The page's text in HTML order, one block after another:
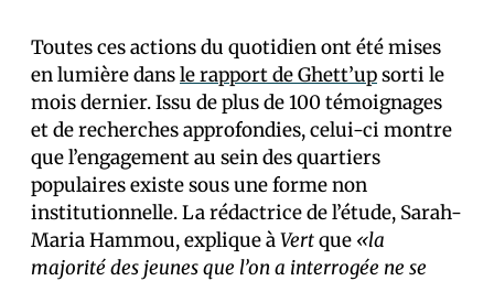
Toutes ces actions du quotidien ont été mises
en lumière dansle rapport de Ghett’upsorti le
mois dernier. Issu de plus de 100 témoignages
et de recherches approfondies, celui-ci montre
que l’engagement au sein des quartiers
populaires existe sous une forme non
institutionnelle. La rédactrice de l’étude, Sarah-
Maria Hammou, explique àVertque «la
majorité des jeunes que l’on a interrogée ne se